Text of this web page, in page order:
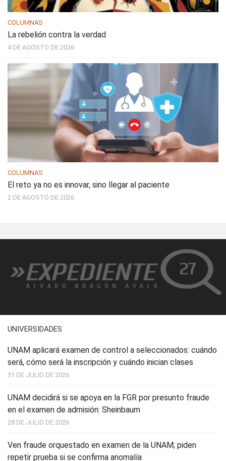
COLUMNAS
La rebelión contra la verdad
4 DE AGOSTO DE 2026
COLUMNAS
El reto ya no es innovar, sino llegar al paciente
2 DE AGOSTO DE 2026
UNIVERSIDADES
UNAM aplicará examen de control a seleccionados: cuándo
será, cómo será la inscripción y cuándo inician clases
31 DE JULIO DE 2026
UNAM decidirá si se apoya en la FGR por presunto fraude
en el examen de admisión: Sheinbaum
28 DE JULIO DE 2026
Ven fraude orquestado en examen de la UNAM; piden
repetir prueba si se confirma anomalía